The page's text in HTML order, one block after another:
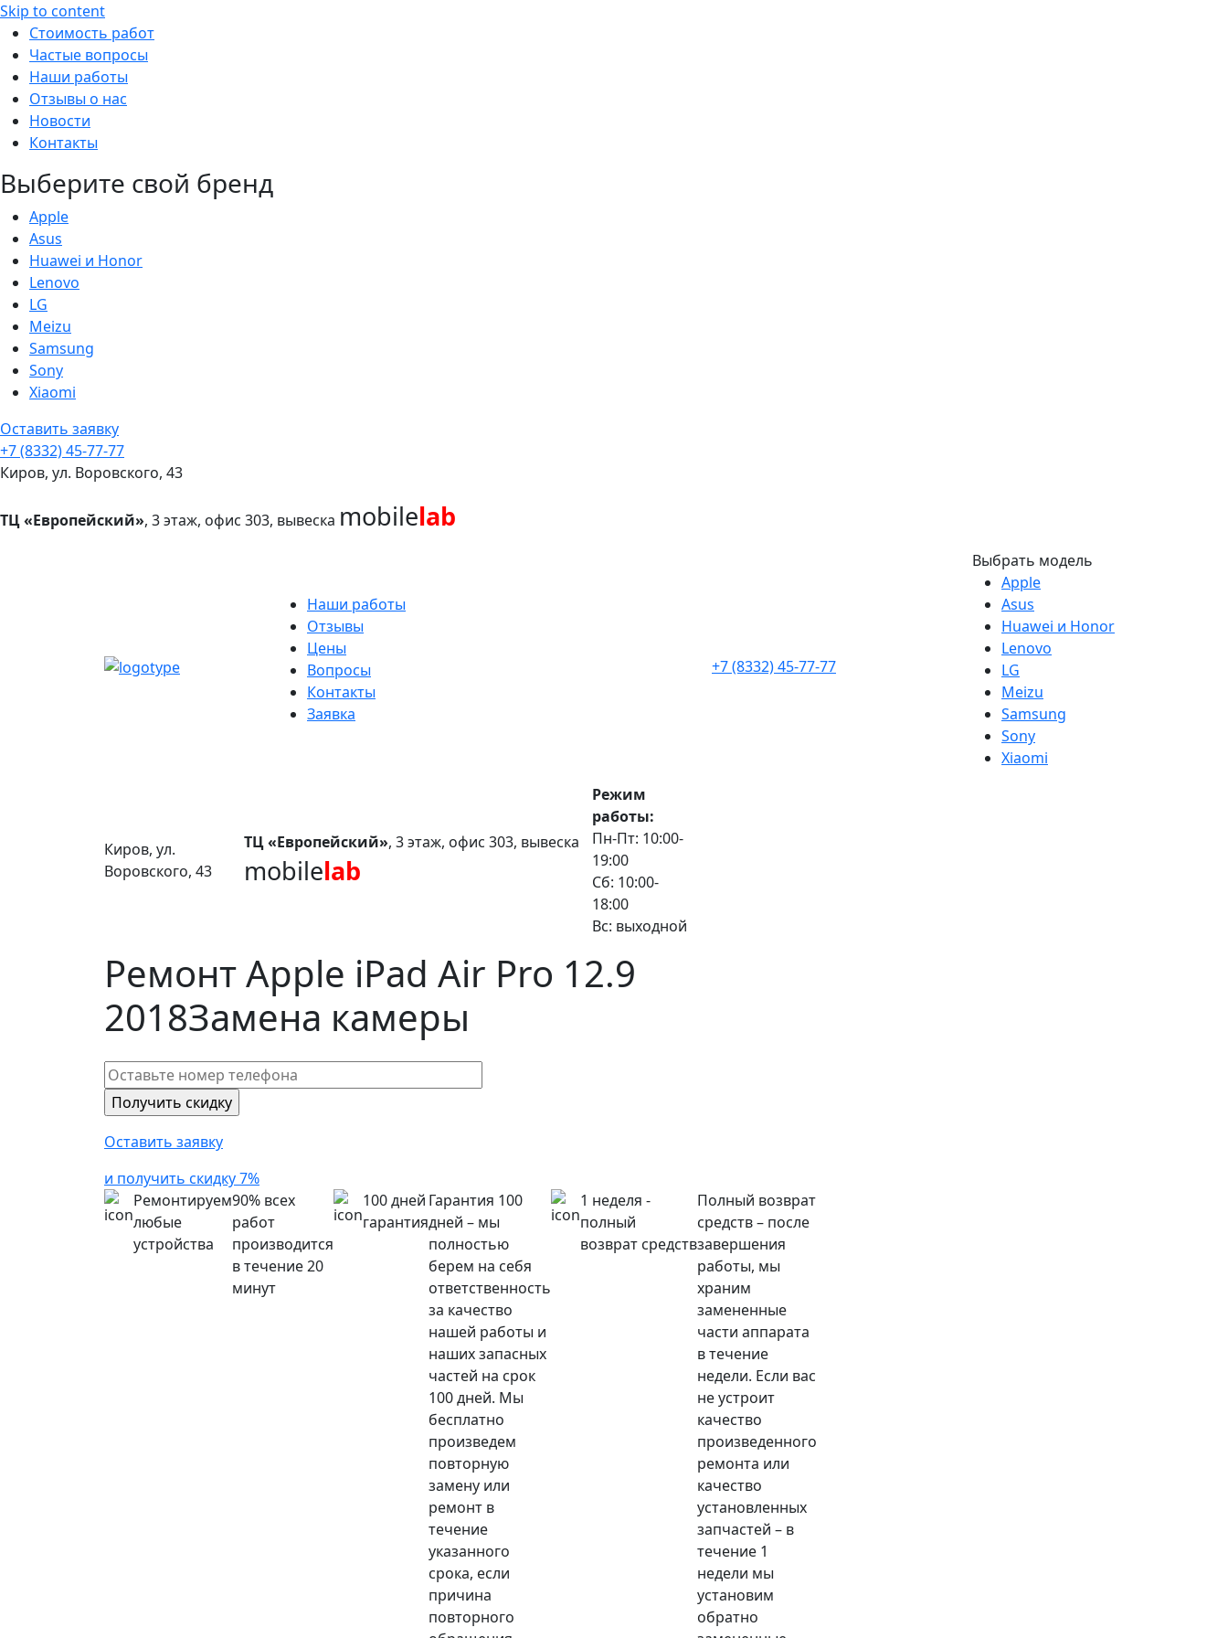
Skip to content
Стоимость работ
Частые вопросы
Наши работы
Отзывы о нас
Новости
Контакты
Выберите свой бренд
Apple
Asus
Huawei и Honor
Lenovo
LG
Meizu
Samsung
Sony
Xiaomi
Оставить заявку
+7 (8332) 45-77-77
Киров, ул. Воровского, 43
ТЦ «Европейский», 3 этаж, офис 303, вывеска mobilelab
Наши работы
Отзывы
Цены
Вопросы
Контакты
Заявка
+7 (8332) 45-77-77
Выбрать модель
Apple
Asus
Huawei и Honor
Lenovo
LG
Meizu
Samsung
Sony
Xiaomi
Киров, ул.
Воровского, 43
ТЦ «Европейский», 3 этаж, офис 303, вывеска
mobilelab
Режим
работы:
Пн-Пт: 10:00-
19:00
Сб: 10:00-
18:00
Вс: выходной
Ремонт Apple iPad Air Pro 12.9
2018Замена камеры
Оставить заявку
и получить скидку 7%
Ремонтируем
любые
устройства
90% всех
работ
производится
в течение 20
минут
100 дней
гарантия
Гарантия 100
дней – мы
полностью
берем на себя
ответственность
за качество
нашей работы и
наших запасных
частей на срок
100 дней. Мы
бесплатно
произведем
повторную
замену или
ремонт в
течение
указанного
срока, если
причина
повторного
1 неделя -
полный
возврат средств
Полный возврат
средств – после
завершения
работы, мы
храним
замененные
части аппарата
в течение
недели. Если вас
не устроит
качество
произведенного
ремонта или
качество
установленных
запчастей – в
течение 1
недели мы
установим
обратно